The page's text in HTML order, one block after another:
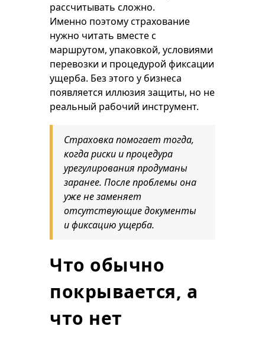
рассчитывать сложно.
Именно поэтому страхование
нужно читать вместе с
маршрутом, упаковкой, условиями
перевозки и процедурой фиксации
ущерба. Без этого у бизнеса
появляется иллюзия защиты, но не
реальный рабочий инструмент.
Страховка помогает тогда,
когда риски и процедура
урегулирования продуманы
заранее. После проблемы она
уже не заменяет
отсутствующие документы
и фиксацию ущерба.
Что обычно
покрывается, а
что нет